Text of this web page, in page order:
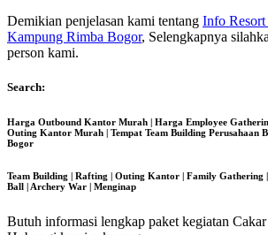
Demikian penjelasan kami tentang Info
Kampung Rimba Bogor, Selengkapnya
person kami.
Search:
Harga Outbound Kantor Murah | Harga Employee
Outing Kantor Murah | Tempat Team Building Perusahaan
Bogor
Team Building | Rafting | Outing Kantor | Family Gathering
Ball | Archery War | Menginap
Butuh informasi lengkap paket kegiatan